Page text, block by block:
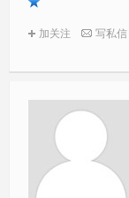
加关注 写私信